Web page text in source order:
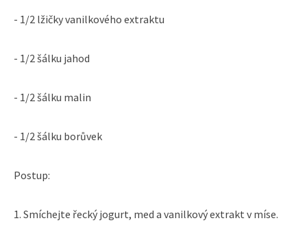
- 1/2 lžičky vanilkového extraktu
- 1/2 šálku jahod
- 1/2 šálku malin
- 1/2 šálku borůvek
Postup:
1. Smíchejte řecký jogurt, med a vanilkový extrakt v míse.